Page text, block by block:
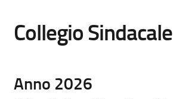
Collegio Sindacale
Anno 2026